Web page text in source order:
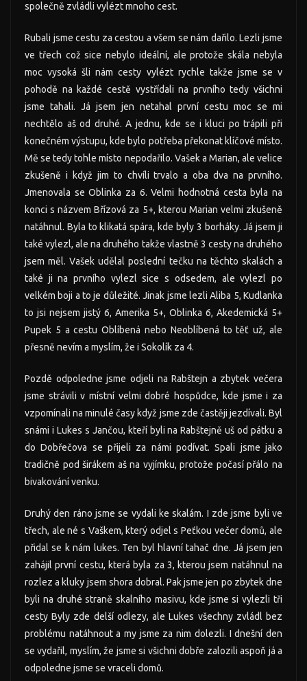
společně zvládli vylézt mnoho cest.
Rubali jsme cestu za cestou a všem se nám dařilo. Lezli jsme
ve třech což sice nebylo ideální, ale protože skála nebyla
moc vysoká šli nám cesty vylézt rychle takže jsme se v
pohodě na každé cestě vystřídali na prvního tedy všichni
jsme tahali. Já jsem jen netahal první cestu moc se mi
nechtělo aš od druhé. A jednu, kde se i kluci po trápili při
konečném výstupu, kde bylo potřeba překonat klíčové místo.
Mě se tedy tohle místo nepodařilo. Vašek a Marian, ale velice
zkušeně i když jim to chvíli trvalo a oba dva na prvního.
Jmenovala se Oblinka za 6. Velmi hodnotná cesta byla na
konci s názvem Břízová za 5+, kterou Marian velmi zkušeně
natáhnul. Byla to klikatá spára, kde byly 3 borháky. Já jsem ji
také vylezl, ale na druhého takže vlastně 3 cesty na druhého
jsem měl. Vašek udělal poslední tečku na těchto skalách a
také ji na prvního vylezl sice s odsedem, ale vylezl po
velkém boji a to je důležité. Jinak jsme lezli Aliba 5, Kudlanka
to jsi nejsem jistý 6, Amerika 5+, Oblinka 6, Akedemická 5+
Pupek 5 a cestu Oblíbená nebo Neoblíbená to těť už, ale
přesně nevím a myslím, že i Sokolík za 4.
Pozdě odpoledne jsme odjeli na Rabštejn a zbytek večera
jsme strávili v místní velmi dobré hospůdce, kde jsme i za
vzpomínali na minulé časy když jsme zde častěji jezdívali. Byl
snámi i Lukes s Jančou, kteří byli na Rabštejně uš od pátku a
do Dobřečova se přijeli za námi podívat. Spali jsme jako
tradičně pod širákem aš na vyjímku, protože počasí přálo na
bivakování venku.
Druhý den ráno jsme se vydali ke skalám. I zde jsme byli ve
třech, ale né s Vaškem, který odjel s Peťkou večer domů, ale
přidal se k nám lukes. Ten byl hlavní tahač dne. Já jsem jen
zahájil první cestu, která byla za 3, kterou jsem natáhnul na
rozlez a kluky jsem shora dobral. Pak jsme jen po zbytek dne
byli na druhé straně skalního masivu, kde jsme si vylezli tři
cesty Byly zde delší odlezy, ale Lukes všechny zvládl bez
problému natáhnout a my jsme za nim dolezli. I dnešní den
se vydařil, myslím, že jsme si všichni dobře zalozili aspoň já a
odpoledne jsme se vraceli domů.